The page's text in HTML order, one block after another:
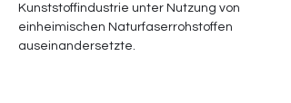
Kunststoffindustrie unter Nutzung von
einheimischen Naturfaserrohstoffen
auseinandersetzte.